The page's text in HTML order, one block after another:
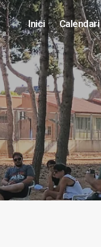
Inici Calendari